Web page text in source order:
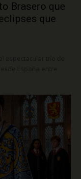
Brasero que
que